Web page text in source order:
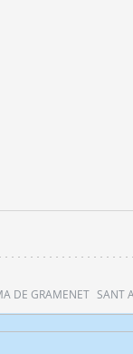
DE GRAMENET SANT